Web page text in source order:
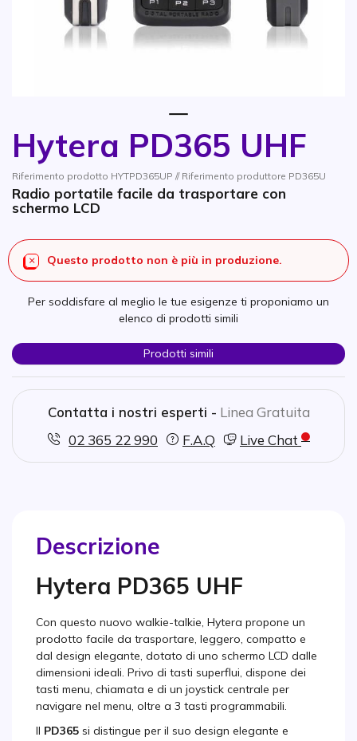
Hytera PD365 UHF
Riferimento prodotto HYTPD365UP // Riferimento produttore PD365U
Radio portatile facile da trasportare con
schermo LCD
Questo prodotto non è più in produzione.
Per soddisfare al meglio le tue esigenze ti proponiamo un
elenco di prodotti simili
Prodotti simili
Contatta i nostri esperti - Linea Gratuita
02 365 22 990
F.A.Q Live Chat
Vai all'inizio della galleria di immagini
Descrizione
Hytera PD365 UHF
Con questo nuovo walkie-talkie, Hytera propone un
prodotto facile da trasportare, leggero, compatto e
dal design elegante, dotato di uno schermo LCD dalle
dimensioni ideali. Privo di tasti superflui, dispone dei
tasti menu, chiamata e di un joystick centrale per
navigare nel menu, oltre a 3 tasti programmabili.
Il PD365 si distingue per il suo design elegante e